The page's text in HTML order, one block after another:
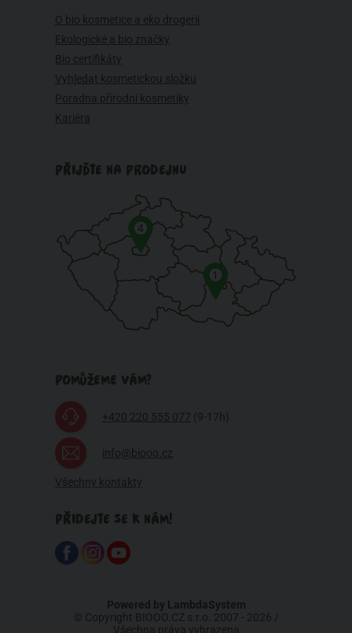
O bio kosmetice a eko drogerii
Ekologické a bio značky
Bio certifikáty
Vyhledat kosmetickou složku
Poradna přírodní kosmetiky
Kariéra
PŘIJĎTE NA PRODEJNU
1
4
POMŮŽEME VÁM?
+420 220 555 077 (9-17h)
info@biooo.cz
Všechny kontakty
PŘIDEJTE SE K NÁM!
Powered by LambdaSystem
© Copyright BIOOO.CZ s.r.o. 2007 - 2026 /
Všechna práva vyhrazena